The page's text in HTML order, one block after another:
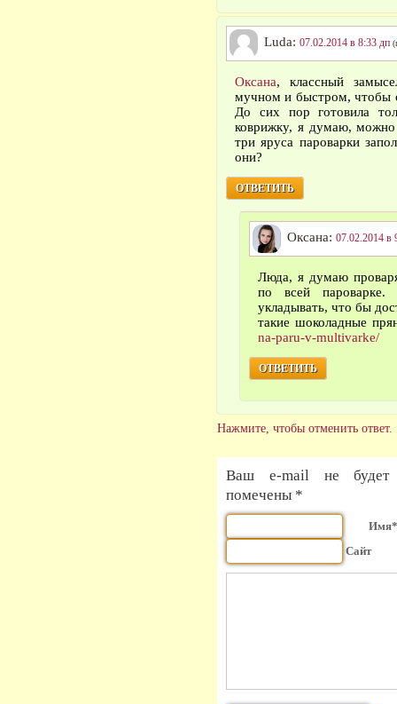
Luda: 07.02.2014 в 8:33 дп
Оксана, классный
мучном и быстром, чтобы
До сих пор готовила
коврижку, я думаю, можно
три яруса пароварки
они?
ОТВЕТИТЬ
Оксана: 07.02.2014 в
Люда, я думаю
по всей
укладывать, что бы
такие шоколадные
na-paru-v-multivarke/
ОТВЕТИТЬ
Нажмите, чтобы отменить ответ.
Ваш e-mail не будет
помечены *
Имя*
Сайт